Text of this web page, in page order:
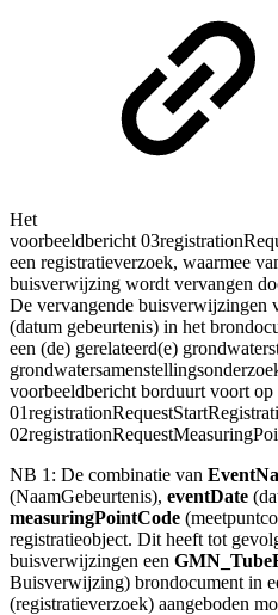
Het
voorbeeldbericht
een registratieverzoek, waarmee
buisverwijzing wordt vervangen
De vervangende buisverwijzingen
(datum gebeurtenis) in het
een (de) gerelateerd(e)
voorbeeldbericht borduurt voort op
NB 1: De combinatie van
(NaamGebeurtenis), eventDate
measuringPointCode
registratieobject. Dit heeft tot
buisverwijzingen een
Buisverwijzing) brondocument in
(registratieverzoek) aangeboden